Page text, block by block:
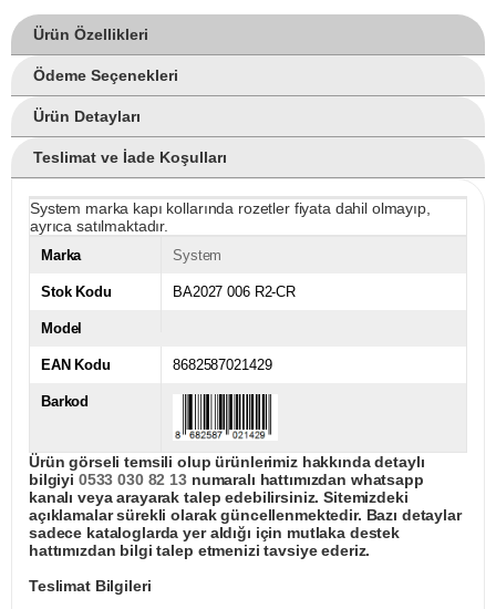
Ürün Özellikleri
Ödeme Seçenekleri
Ürün Detayları
Teslimat ve İade Koşulları
System marka kapı kollarında rozetler fiyata dahil olmayıp,
ayrıca satılmaktadır.
Marka System
Stok Kodu BA2027 006 R2-CR
Model
EAN Kodu 8682587021429
Barkod
Ürün görseli temsili olup ürünlerimiz hakkında detaylı
bilgiyi 0533 030 82 13numaralı hattımızdan whatsapp
kanalı veya arayarak talep edebilirsiniz. Sitemizdeki
açıklamalar sürekli olarak güncellenmektedir. Bazı detaylar
sadece kataloglarda yer aldığı için mutlaka destek
hattımızdan bilgi talep etmenizi tavsiye ederiz.
Teslimat Bilgileri